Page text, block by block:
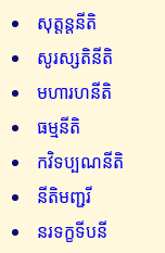
សុត្តន្តនីតិ
សូរស្សតិនីតិ
មហារហនីតិ
ធម្មនីតិ
កវិទប្បណនីតិ
នីតិមញ្ជរី
នរទក្ខទីបនី